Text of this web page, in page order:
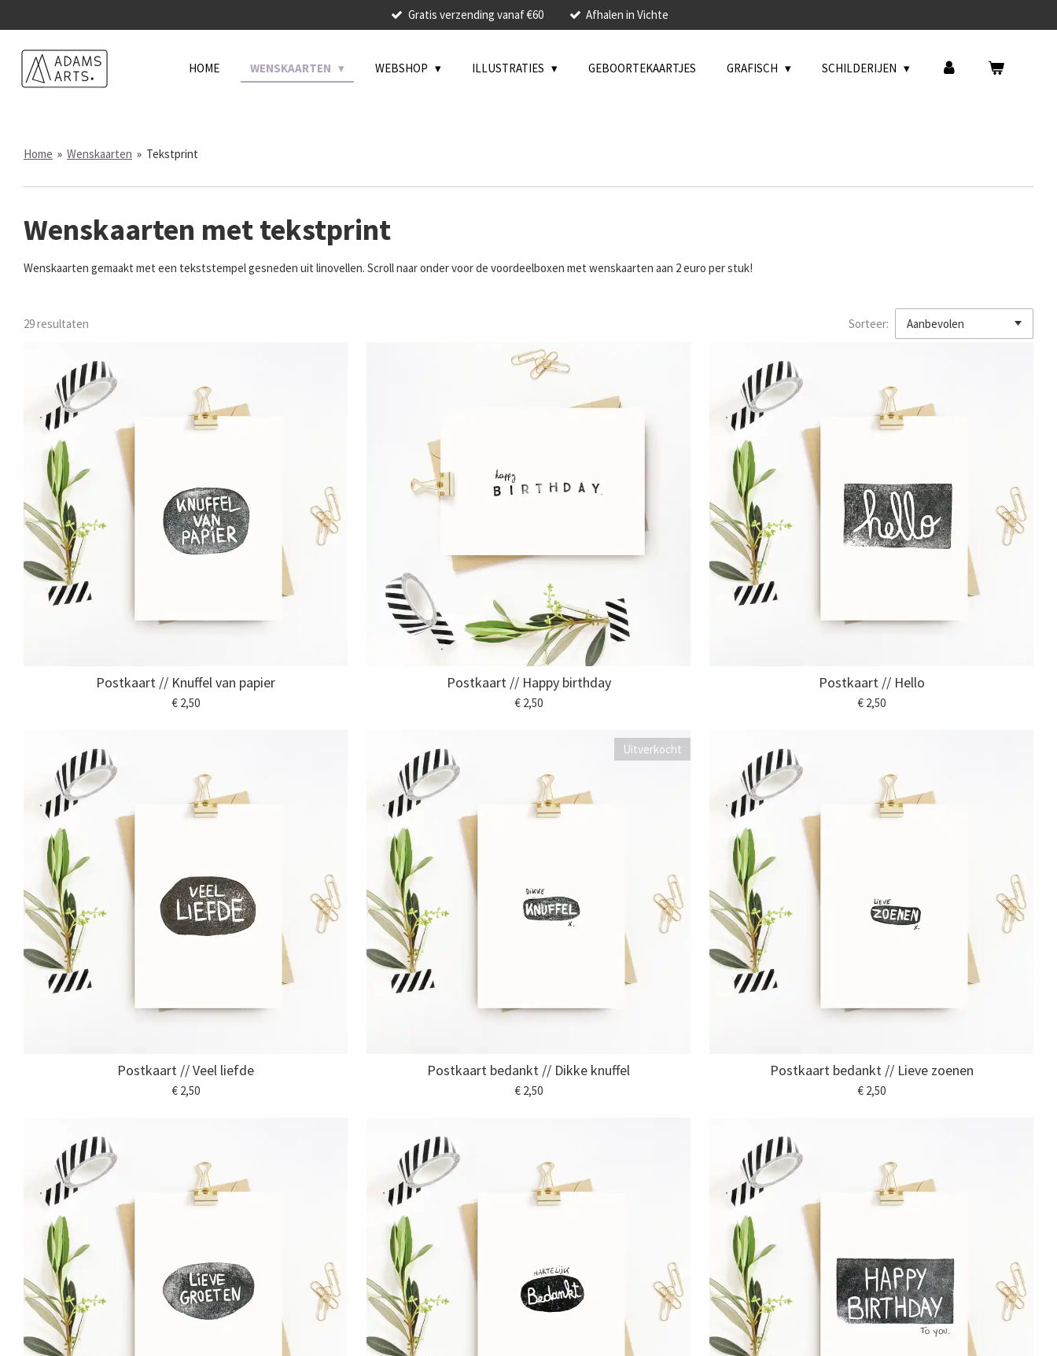
direct
naar
hoofdinhoud
Gratis verzending vanaf €60 Afhalen in Vichte
HOME WENSKAARTEN WEBSHOP ILLUSTRATIES GEBOORTEKAARTJES GRAFISCH SCHILDERIJEN
Home » Wenskaarten » Tekstprint
Wenskaarten met tekstprint
Wenskaarten gemaakt met een tekststempel gesneden uit linovellen. Scroll naar onder voor de voordeelboxen met wenskaarten aan 2 euro per stuk!
29 resultaten Sorteer:
Postkaart // Knuffel van papier
€ 2,50
Postkaart // Happy birthday
€ 2,50
Postkaart // Hello
€ 2,50
Postkaart // Veel liefde
€ 2,50
Uitverkocht
Postkaart bedankt // Dikke knuffel
€ 2,50
Postkaart bedankt // Lieve zoenen
€ 2,50